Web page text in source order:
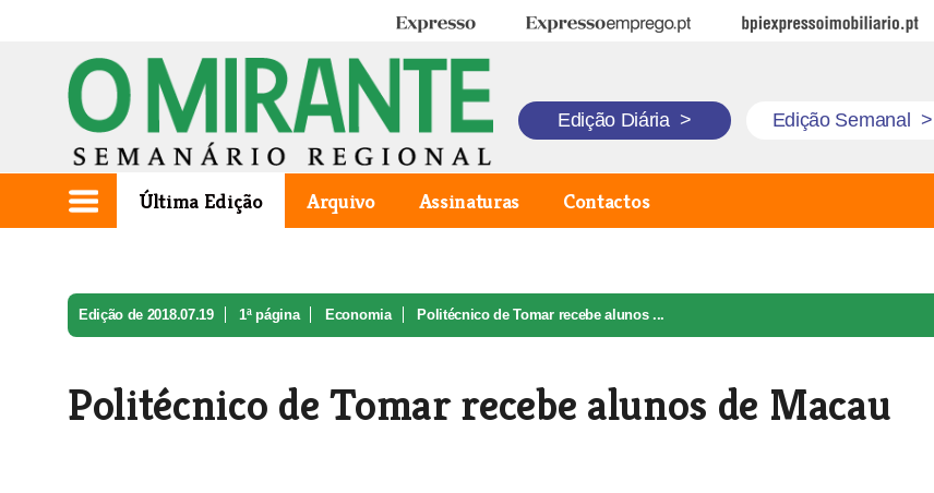
Expresso Expresso Emprego BPI Expresso Imobiliário
Edição Diária > Edição Semanal >
Última Edição Arquivo Assinaturas Contactos
Edição de 2018.07.19 1ª página Economia Politécnico de Tomar recebe alunos ...
Politécnico de Tomar recebe alunos de Macau